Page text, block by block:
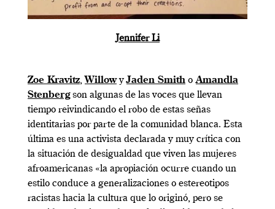
Jennifer Li
Zoe Kravitz, WillowyJaden Smith o Amandla
Stenbergson algunas de las voces que llevan
tiempo reivindicando el robo de estas señas
identitarias por parte de la comunidad blanca. Esta
última es una activista declarada y muy crítica con
la situación de desigualdad que viven las mujeres
afroamericanas «la apropiación ocurre cuando un
estilo conduce a generalizaciones o estereotipos
racistas hacia la cultura que lo originó, pero se